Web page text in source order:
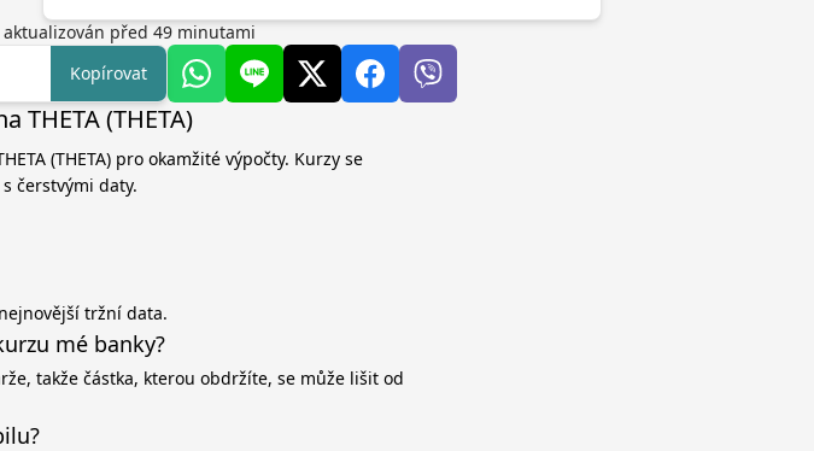
aktualizován před 49 minutami
Kopírovat
THETA (THETA)
(THETA) pro okamžité výpočty. Kurzy se
čerstvými daty.
tržní data.
mé banky?
takže částka, kterou obdržíte, se může lišit od